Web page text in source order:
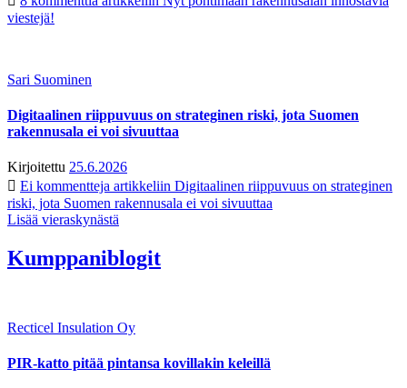
viestejä!
Sari Suominen
Digitaalinen riippuvuus on strateginen riski, jota Suomen
rakennusala ei voi sivuuttaa
Kirjoitettu 25.6.2026
Ei kommentteja artikkeliin Digitaalinen riippuvuus on strateginen
riski, jota Suomen rakennusala ei voi sivuuttaa
Lisää vieraskynästä
Kumppaniblogit
Recticel Insulation Oy
PIR-katto pitää pintansa kovillakin keleillä